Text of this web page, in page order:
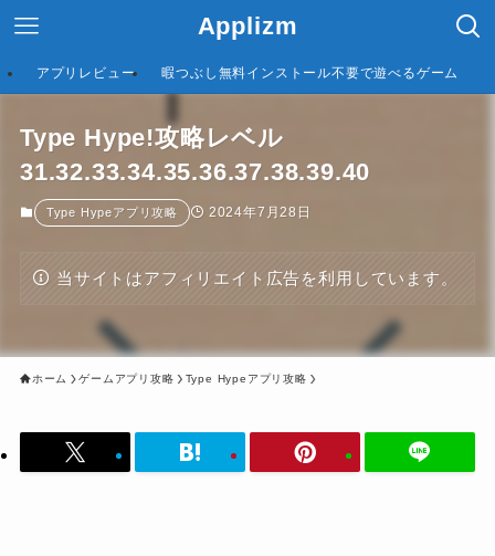
Applizm
アプリレビュー 暇つぶし無料インストール不要で遊べるゲーム
Type Hype!攻略レベル
31.32.33.34.35.36.37.38.39.40
Type Hypeアプリ攻略 2024年7月28日
当サイトはアフィリエイト広告を利用しています。
ホーム ゲームアプリ攻略 Type Hypeアプリ攻略